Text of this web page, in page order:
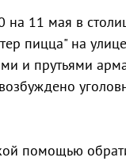
на 11 мая в
пицца" на
и прутьями
помощью